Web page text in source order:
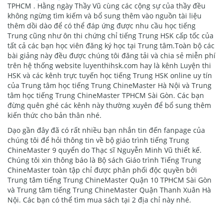
TPHCM . Hằng ngày Thầy Vũ cùng các cộng sự của thầy đều
không ngừng tìm kiếm và bổ sung thêm vào nguồn tài liệu
thêm dồi dào để có thể đáp ứng được nhu cầu học tiếng
Trung cũng như ôn thi chứng chỉ tiếng Trung HSK cấp tốc của
tất cả các bạn học viên đăng ký học tại Trung tâm.Toàn bộ các
bài giảng này đều được chúng tôi đăng tải và chia sẻ miễn phí
trên hệ thống website luyenthihsk.com hay là kênh Luyện thi
HSK và các kênh trực tuyến học tiếng Trung HSK online uy tín
của Trung tâm học tiếng Trung ChineMaster Hà Nội và Trung
tâm học tiếng Trung ChineMaster TPHCM Sài Gòn. Các bạn
đừng quên ghé các kênh này thường xuyên để bổ sung thêm
kiến thức cho bản thân nhé.
Dạo gần đây đã có rất nhiều bạn nhắn tin đến fanpage của
chúng tôi để hỏi thông tin về bộ giáo trình tiếng Trung
ChineMaster 9 quyển do Thạc sĩ Nguyễn Minh Vũ thiết kế.
Chúng tôi xin thông báo là Bộ sách Giáo trình Tiếng Trung
ChineMaster toàn tập chỉ được phân phối độc quyền bởi
Trung tâm tiếng Trung ChineMaster Quận 10 TPHCM Sài Gòn
và Trung tâm tiếng Trung ChineMaster Quận Thanh Xuân Hà
Nội. Các bạn có thể tìm mua sách tại 2 địa chỉ này nhé.